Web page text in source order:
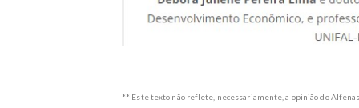
** Este texto não reflete, necessariamente, a opinião do